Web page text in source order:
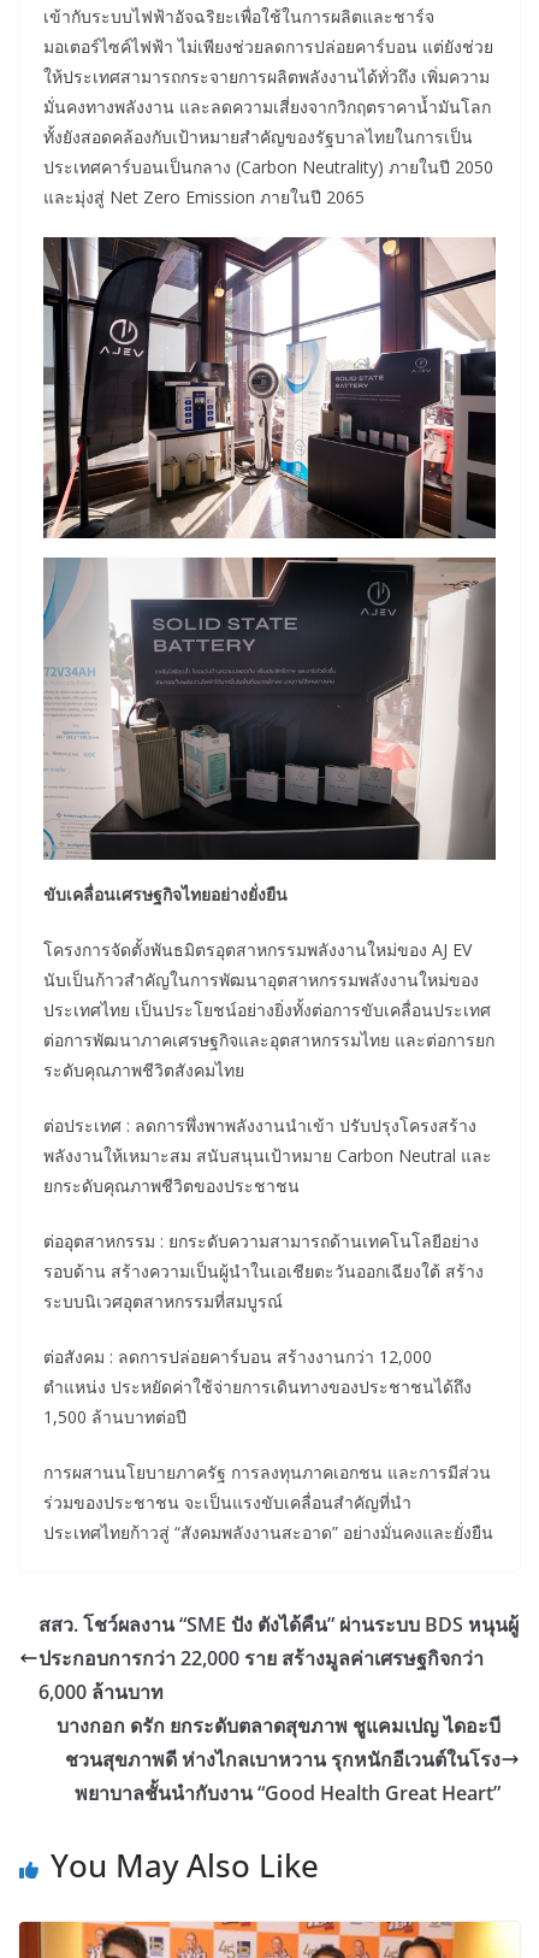
เข้ากับระบบไฟฟ้าอัจฉริยะเพื่อใช้ในการผลิตและชาร์จ
มอเตอร์ไซค์ไฟฟ้า ไม่เพียงช่วยลดการปล่อยคาร์บอน แต่ยังช่วย
ให้ประเทศสามารถกระจายการผลิตพลังงานได้ทั่วถึง เพิ่มความ
มั่นคงทางพลังงาน และลดความเสี่ยงจากวิกฤตราคาน้ำมันโลก
ทั้งยังสอดคล้องกับเป้าหมายสำคัญของรัฐบาลไทยในการเป็น
ประเทศคาร์บอนเป็นกลาง (Carbon Neutrality) ภายในปี 2050
และมุ่งสู่ Net Zero Emission ภายในปี 2065
ขับเคลื่อนเศรษฐกิจไทยอย่างยั่งยืน
โครงการจัดตั้งพันธมิตรอุตสาหกรรมพลังงานใหม่ของ AJ EV
นับเป็นก้าวสำคัญในการพัฒนาอุตสาหกรรมพลังงานใหม่ของ
ประเทศไทย เป็นประโยชน์อย่างยิ่งทั้งต่อการขับเคลื่อนประเทศ
ต่อการพัฒนาภาคเศรษฐกิจและอุตสาหกรรมไทย และต่อการยก
ระดับคุณภาพชีวิตสังคมไทย
ต่อประเทศ : ลดการพึ่งพาพลังงานนำเข้า ปรับปรุงโครงสร้าง
พลังงานให้เหมาะสม สนับสนุนเป้าหมาย Carbon Neutral และ
ยกระดับคุณภาพชีวิตของประชาชน
ต่ออุตสาหกรรม : ยกระดับความสามารถด้านเทคโนโลยีอย่าง
รอบด้าน สร้างความเป็นผู้นำในเอเชียตะวันออกเฉียงใต้ สร้าง
ระบบนิเวศอุตสาหกรรมที่สมบูรณ์
ต่อสังคม : ลดการปล่อยคาร์บอน สร้างงานกว่า 12,000
ตำแหน่ง ประหยัดค่าใช้จ่ายการเดินทางของประชาชนได้ถึง
1,500 ล้านบาทต่อปี
การผสานนโยบายภาครัฐ การลงทุนภาคเอกชน และการมีส่วน
ร่วมของประชาชน จะเป็นแรงขับเคลื่อนสำคัญที่นำ
ประเทศไทยก้าวสู่ “สังคมพลังงานสะอาด” อย่างมั่นคงและยั่งยืน
สสว. โชว์ผลงาน “SME ปัง ตังได้คืน” ผ่านระบบ BDS หนุนผู้
ประกอบการกว่า 22,000 ราย สร้างมูลค่าเศรษฐกิจกว่า
6,000 ล้านบาท
บางกอก ดรัก ยกระดับตลาดสุขภาพ ชูแคมเปญ ไดอะบี
ชวนสุขภาพดี ห่างไกลเบาหวาน รุกหนักอีเวนต์ในโรง
พยาบาลชั้นนำกับงาน “Good Health Great Heart”
You May Also Like